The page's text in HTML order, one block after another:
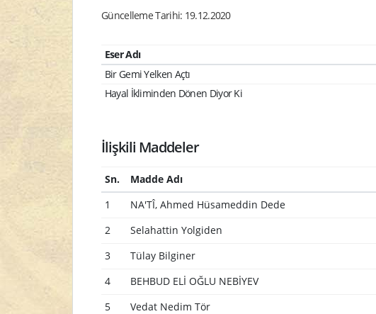
Güncelleme Tarihi: 19.12.2020
Eser Adı
Bir Gemi Yelken Açtı
Hayal İkliminden Dönen Diyor Ki
İlişkili Maddeler
Sn. Madde Adı
1
NA'TÎ, Ahmed Hüsameddin Dede
2 Selahattin Yolgiden
3 Tülay Bilginer
4 BEHBUD ELİ OĞLU NEBİYEV
5 Vedat Nedim Tör